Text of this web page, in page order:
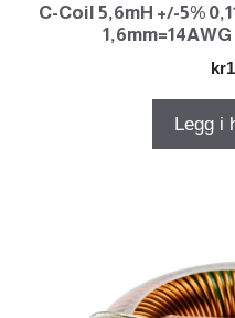
C-Coil 5,6mH +/-5%
kr
Legg i